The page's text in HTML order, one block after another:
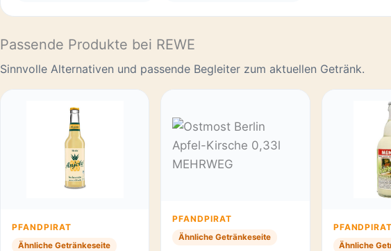
Passende Produkte bei REWE
Sinnvolle Alternativen und passende Begleiter zum aktuellen Getränk.
PFANDPIRAT
Ähnliche Getränkeseite
PFANDPIRAT
Ähnliche Getränkeseite
Ähnliche